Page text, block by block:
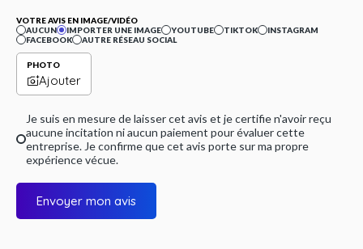
VOTRE AVIS EN IMAGE/VIDÉO
AUCUN
IMPORTER UNE IMAGE YOUTUBE TIKTOK
INSTAGRAM
FACEBOOK
AUTRE RÉSEAU SOCIAL
PHOTO
Ajouter
Je suis en mesure de laisser cet avis et je certifie n'avoir reçu
aucune incitation ni aucun paiement pour évaluer cette
entreprise. Je confirme que cet avis porte sur ma propre
expérience vécue.
Envoyer mon avis